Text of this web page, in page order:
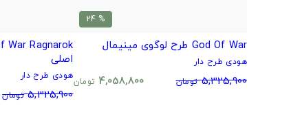
% 24
God Of War طرح لوگوی مینیمال
هودی طرح دار
5,325,900 تومان 4,058,800 تومان
اصلی
هودی طرح دار
5,325,900 تومان